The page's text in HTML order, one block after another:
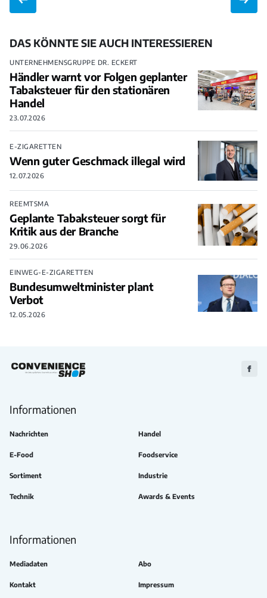
DAS KÖNNTE SIE AUCH INTERESSIEREN
UNTERNEHMENSGRUPPE DR. ECKERT
Händler warnt vor Folgen geplanter
Tabaksteuer für den stationären
Handel
23.07.2026
E-ZIGARETTEN
Wenn guter Geschmack illegal wird
12.07.2026
REEMTSMA
Geplante Tabaksteuer sorgt für
Kritik aus der Branche
29.06.2026
EINWEG-E-ZIGARETTEN
Bundesumweltminister plant
Verbot
12.05.2026
Zu
Informationen
Nachrichten Handel
E-Food Foodservice
Sortiment Industrie
Technik Awards & Events
Informationen
Mediadaten Abo
Kontakt Impressum